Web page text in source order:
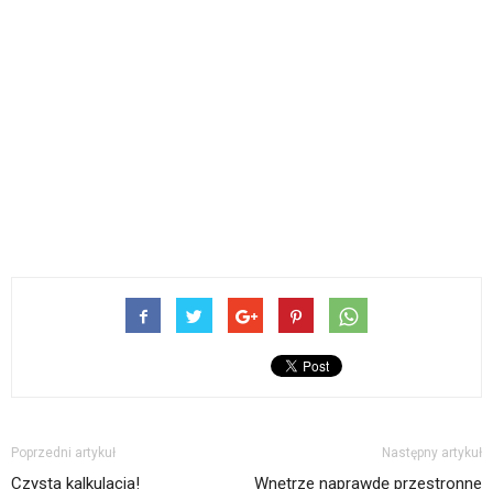
Poprzedni artykuł
Czysta kalkulacja!
Następny artykuł
Wnętrze naprawdę przestronne